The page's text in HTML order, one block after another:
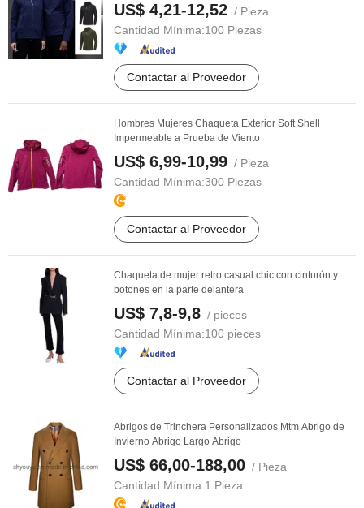
US$ 4,21-12,52 / Pieza
Cantidad Mínima:100 Piezas
Contactar al Proveedor
Hombres Mujeres Chaqueta Exterior Soft Shell
Impermeable a Prueba de Viento
US$ 6,99-10,99 / Pieza
Cantidad Mínima:300 Piezas
Contactar al Proveedor
Chaqueta de mujer retro casual chic con cinturón y
botones en la parte delantera
US$ 7,8-9,8 / pieces
Cantidad Mínima:100 pieces
Contactar al Proveedor
Abrigos de Trinchera Personalizados Mtm Abrigo de
Invierno Abrigo Largo Abrigo
US$ 66,00-188,00 / Pieza
Cantidad Mínima:1 Pieza